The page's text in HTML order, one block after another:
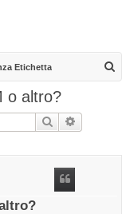
Etichetta
o altro?
Search